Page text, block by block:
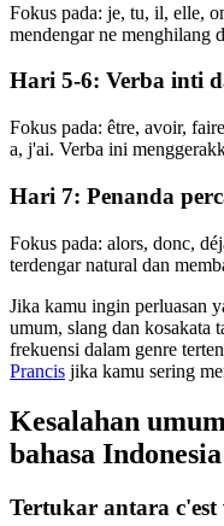
Fokus pada: je, tu, il, elle,
mendengar ne menghilang
Hari 5-6: Verba inti
Fokus pada: être, avoir,
a, j'ai. Verba ini
Hari 7: Penanda
Fokus pada: alors, donc,
terdengar natural dan
Jika kamu ingin perluasan
umum, slang dan kosakata
frekuensi dalam genre
Prancis jika kamu sering
Kesalahan
bahasa
Tertukar antara c'est